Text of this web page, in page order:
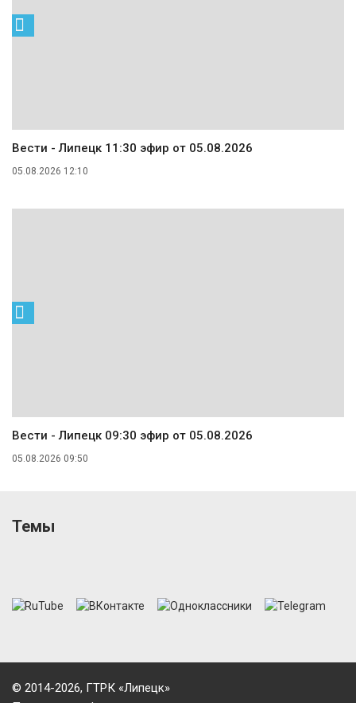
Вести - Липецк 11:30 эфир от 05.08.2026
05.08.2026 12:10
Вести - Липецк 09:30 эфир от 05.08.2026
05.08.2026 09:50
Темы
© 2014-2026, ГТРК «Липецк»